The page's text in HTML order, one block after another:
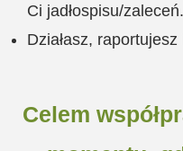
Ci jadłospisu/zaleceń.
Działasz,
Celem